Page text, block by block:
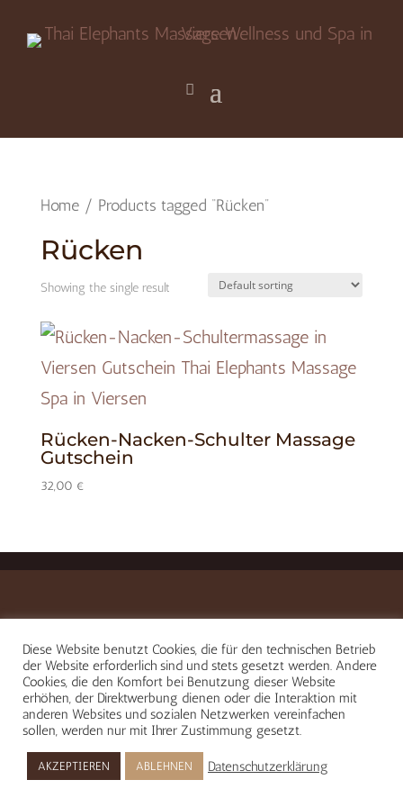
Home/ Products tagged “Rücken”
Rücken
Showing the single result
Rücken-Nacken-Schulter Massage
Gutschein
32,00 €
Diese Website benutzt Cookies, die für den technischen Betrieb
der Website erforderlich sind und stets gesetzt werden. Andere
Cookies, die den Komfort bei Benutzung dieser Website
erhöhen, der Direktwerbung dienen oder die Interaktion mit
anderen Websites und sozialen Netzwerken vereinfachen
sollen, werden nur mit Ihrer Zustimmung gesetzt.
AKZEPTIEREN ABLEHNEN Datenschutzerklärung